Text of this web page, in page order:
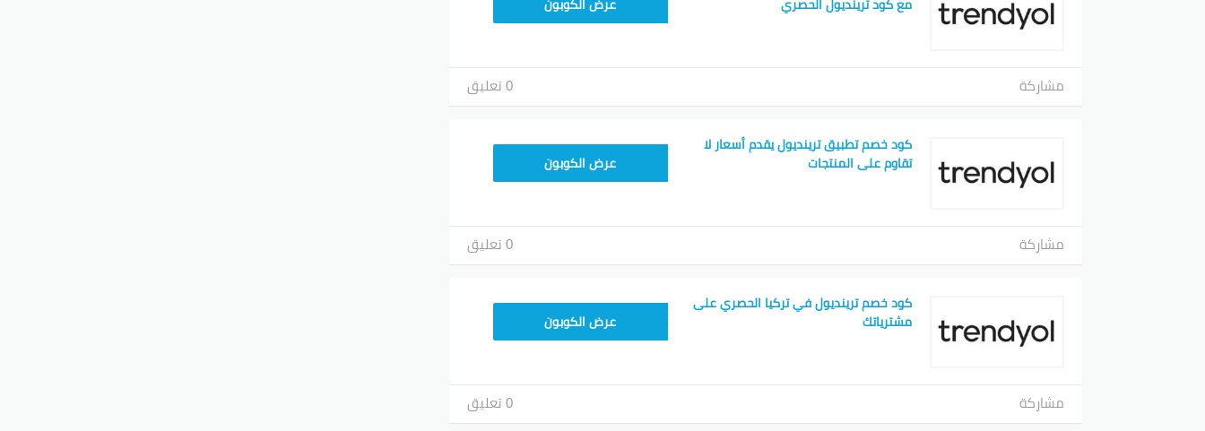
مشاركة 0 تعليق
كود خصم تطبيق ترينديول يقدم أسعار لا
تقاوم على المنتجات
عرض الكوبون
مشاركة 0 تعليق
كود خصم ترينديول في تركيا الحصري على
مشترياتك
عرض الكوبون
مشاركة 0 تعليق